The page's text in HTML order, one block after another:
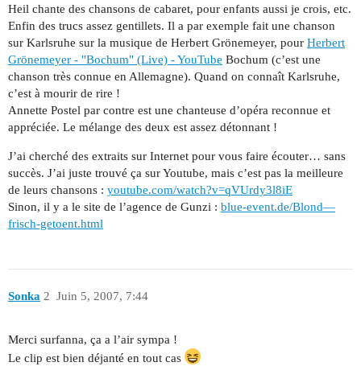
Heil chante des chansons de cabaret, pour enfants aussi je crois, etc.
Enfin des trucs assez gentillets. Il a par exemple fait une chanson
sur Karlsruhe sur la musique de Herbert Grönemeyer, pour Herbert
Grönemeyer - "Bochum" (Live) - YouTube Bochum (c’est une
chanson très connue en Allemagne). Quand on connaît Karlsruhe,
c’est à mourir de rire !
Annette Postel par contre est une chanteuse d’opéra reconnue et
appréciée. Le mélange des deux est assez détonnant !
J’ai cherché des extraits sur Internet pour vous faire écouter… sans
succès. J’ai juste trouvé ça sur Youtube, mais c’est pas la meilleure
de leurs chansons : youtube.com/watch?v=qVUrdy3l8iE
Sinon, il y a le site de l’agence de Gunzi : blue-event.de/Blond—
frisch-getoent.html
Sonka Juin 5, 2007, 7:44
2
Merci surfanna, ça a l’air sympa !
Le clip est bien déjanté en tout cas